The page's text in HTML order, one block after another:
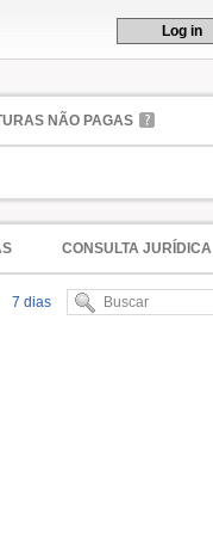
Log in
NÃO PAGAS
CONSULTA JURÍDICA
7 dias